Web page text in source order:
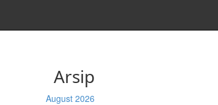
Arsip
August 2026